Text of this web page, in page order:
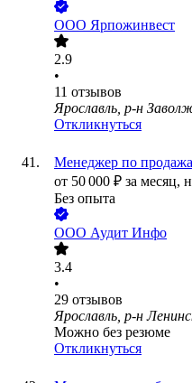
ООО Ярпожинвест
2.9
•
11 отзывов
Ярославль, р-н
Откликнуться
Менеджер по
от 50 000 ₽ за месяц,
Без опыта
ООО Аудит Инфо
3.4
•
29 отзывов
Ярославль, р-н
Можно без резюме
Откликнуться